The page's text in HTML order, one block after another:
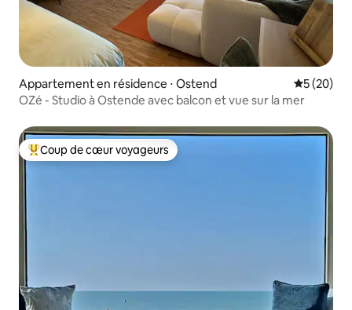
Appartement en résidence ⋅ Ostend
5 (20)
OZé - Studio à Ostende avec balcon et vue sur la mer
Coups de cœur voyageurs les plus appréciés
Coup de cœur voyageurs